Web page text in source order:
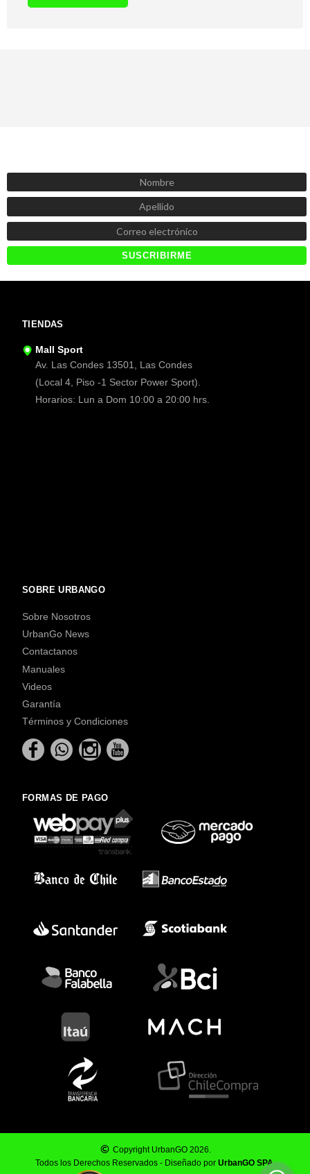
TIENDAS
Mall Sport
Av. Las Condes 13501, Las Condes
(Local 4, Piso -1 Sector Power Sport).
Horarios: Lun a Dom 10:00 a 20:00 hrs.
SOBRE URBANGO
Sobre Nosotros
UrbanGo News
Contactanos
Manuales
Videos
Garantía
Términos y Condiciones
FORMAS DE PAGO
Copyright UrbanGO 2026.
Todos los Derechos Reservados - Diseñado por UrbanGO SPA.